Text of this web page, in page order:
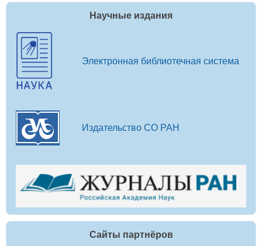
Научные издания
Электронная библиотечная система
Издательство СО РАН
Сайты партнёров